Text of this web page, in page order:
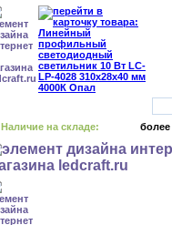
Наличие на складе: более